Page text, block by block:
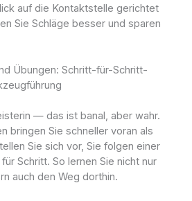
auf die Kontaktstelle gerichtet
Sie Schläge besser und sparen
Übungen: Schritt-für-Schritt-
— das ist banal, aber wahr.
bringen Sie schneller voran als
Sie sich vor, Sie folgen einer
Schritt. So lernen Sie nicht nur
auch den Weg dorthin.